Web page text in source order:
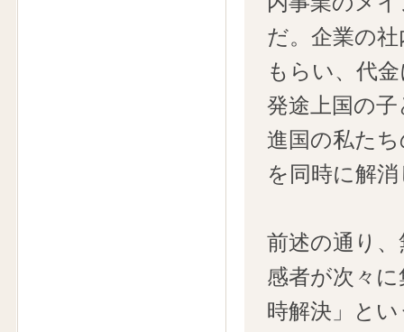
だ。企業の
もらい、代
発途上国の
進国の私た
を同時に解
前述の通り
感者が次々
時解決」と